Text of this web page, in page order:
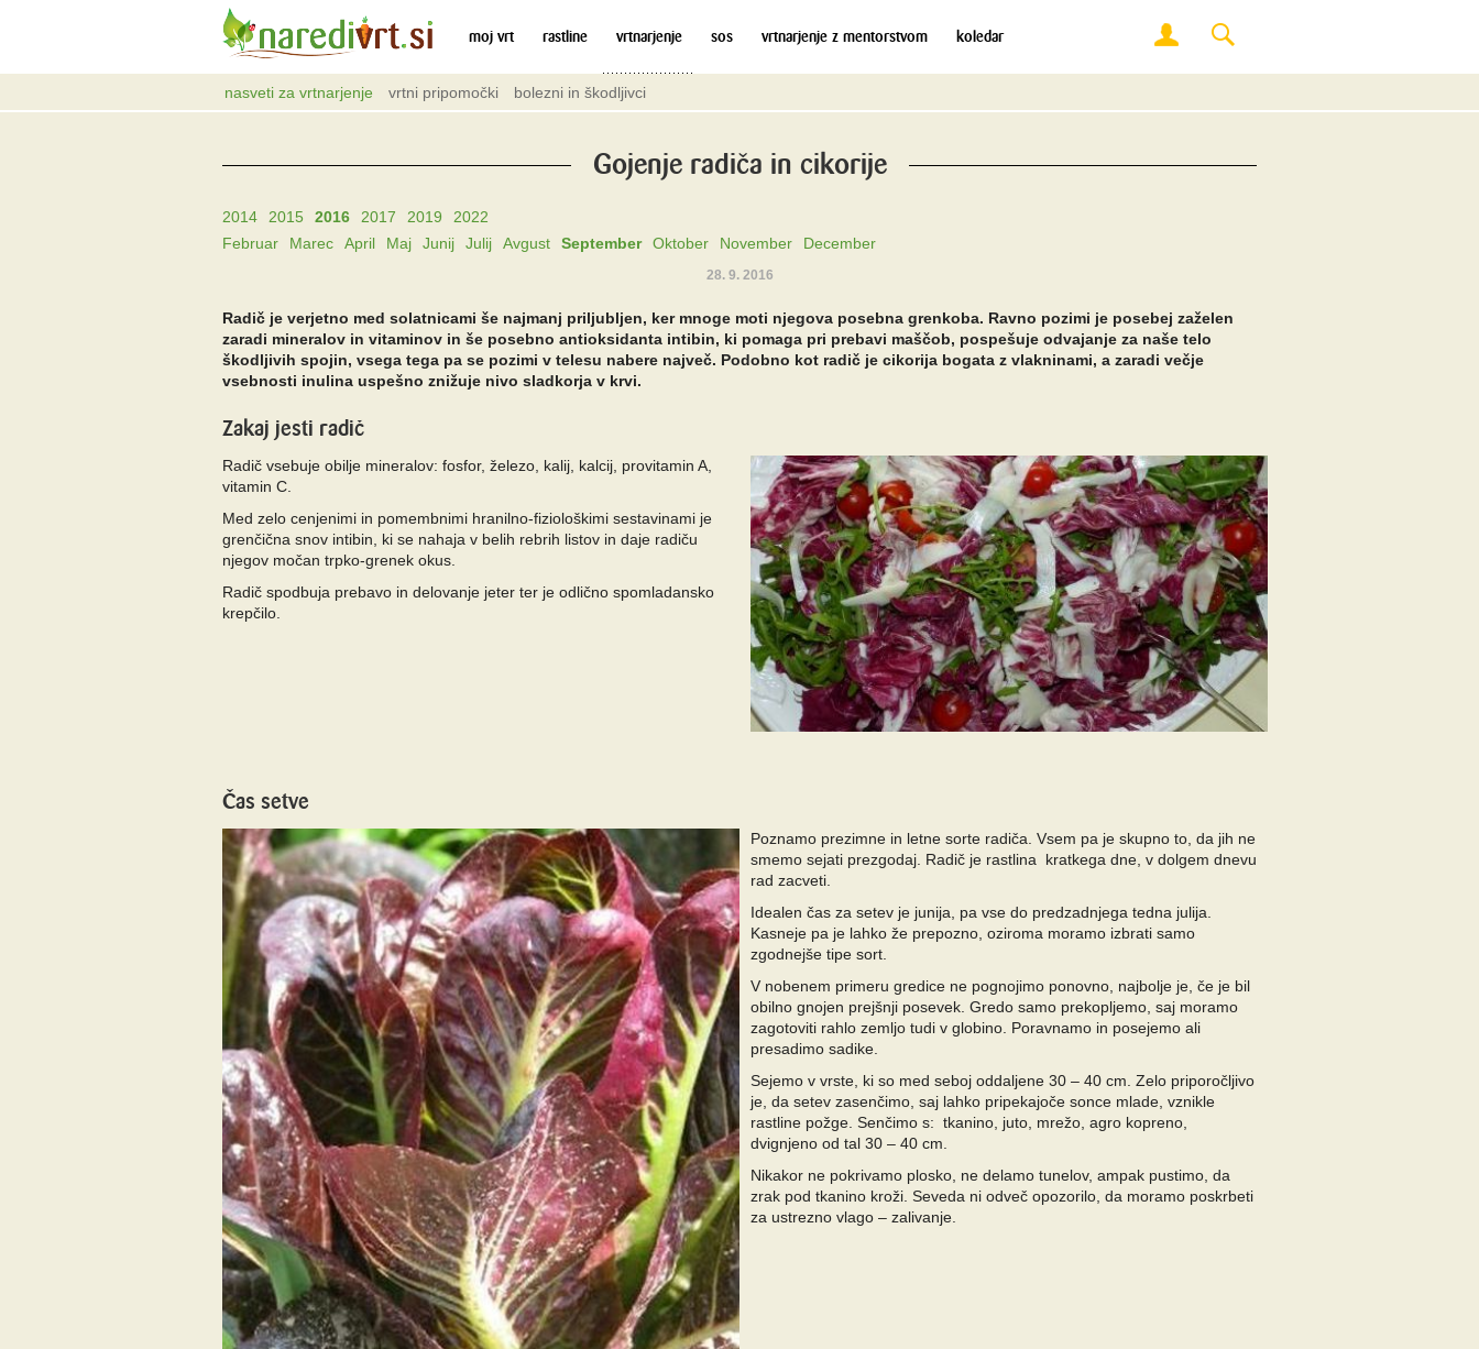
moj vrt rastline vrtnarjenje sos vrtnarjenje z mentorstvom koledar
nasveti za vrtnarjenje vrtni pripomočki bolezni in škodljivci
Gojenje radiča in cikorije
2014 2015 2016 2017 2019
2022
Februar
Marec April Maj Junij Julij Avgust September Oktober November December
28. 9. 2016
Radič je verjetno med solatnicami še najmanj priljubljen, ker mnoge moti njegova posebna grenkoba. Ravno pozimi je posebej zaželen
zaradi mineralov in vitaminov in še posebno antioksidanta intibin, ki pomaga pri prebavi maščob, pospešuje odvajanje za naše telo
škodljivih spojin, vsega tega pa se pozimi v telesu nabere največ. Podobno kot radič je cikorija bogata z vlakninami, a zaradi večje
vsebnosti inulina uspešno znižuje nivo sladkorja v krvi.
Zakaj jesti radič
Radič vsebuje obilje mineralov: fosfor, železo, kalij, kalcij, provitamin A,
vitamin C.
Med zelo cenjenimi in pomembnimi hranilno-fiziološkimi sestavinami je
grenčična snov intibin, ki se nahaja v belih rebrih listov in daje radiču
njegov močan trpko-grenek okus.
Radič spodbuja prebavo in delovanje jeter ter je odlično spomladansko
krepčilo.
Čas setve
Poznamo prezimne in letne sorte radiča. Vsem pa je skupno to, da jih ne
smemo sejati prezgodaj. Radič je rastlina kratkega dne, v dolgem dnevu
rad zacveti.
Idealen čas za setev je junija, pa vse do predzadnjega tedna julija.
Kasneje pa je lahko že prepozno, oziroma moramo izbrati samo
zgodnejše tipe sort.
V nobenem primeru gredice ne pognojimo ponovno, najbolje je, če je bil
obilno gnojen prejšnji posevek. Gredo samo prekopljemo, saj moramo
zagotoviti rahlo zemljo tudi v globino. Poravnamo in posejemo ali
presadimo sadike.
Sejemo v vrste, ki so med seboj oddaljene 30 – 40 cm. Zelo priporočljivo
je, da setev zasenčimo, saj lahko pripekajoče sonce mlade, vznikle
rastline požge. Senčimo s: tkanino, juto, mrežo, agro kopreno,
dvignjeno od tal 30 – 40 cm.
Nikakor ne pokrivamo plosko, ne delamo tunelov, ampak pustimo, da
zrak pod tkanino kroži. Seveda ni odveč opozorilo, da moramo poskrbeti
za ustrezno vlago – zalivanje.